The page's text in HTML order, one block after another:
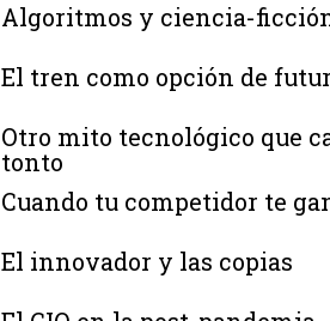
Algoritmos y ciencia-
El tren como opción de
Otro mito tecnológico que
tonto
Cuando tu competidor te
El innovador y las copias